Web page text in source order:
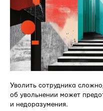
Уволить сотрудника
об увольнении может
и недоразумения.